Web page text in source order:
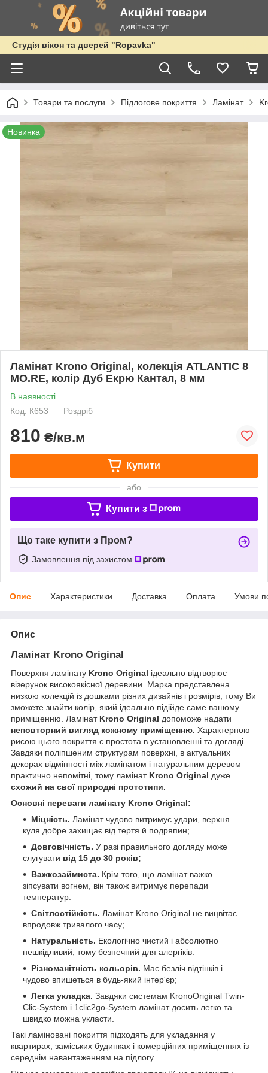
Студія вікон та дверей "Ropavka"
Товари та послуги Підлогове покриття Ламінат
Новинка
Ламінат Krono Original, колекція ATLANTIC 8
MO.RE, колір Дуб Екрю Кантал, 8 мм
В наявності
Код: К653
Роздріб
810 ₴/кв.м
Купити
або
Купити з
Що таке купити з Пром?
Замовлення під захистом
Опис Характеристики Доставка Оплата Умови
Опис
Ламінат Krono Original
Поверхня ламінату Krono Original ідеально відтворює
візерунок високоякісної деревини. Марка представлена
низкою колекцій із дошками різних дизайнів і розмірів, тому Ви
зможете знайти колір, який ідеально підійде саме вашому
приміщенню. Ламінат Krono Original допоможе надати
неповторний вигляд кожному приміщенню. Характерною
рисою цього покриття є простота в установленні та догляді.
Завдяки поліпшеним структурам поверхні, в актуальних
декорах відмінності між ламінатом і натуральним деревом
практично непомітні, тому ламінат Krono Original дуже
схожий на свої природні прототипи.
Основні переваги ламінату Krono Original:
Міцність. Ламінат чудово витримує удари, верхня
куля добре захищає від тертя й подряпин;
Довговічність. У разі правильного догляду може
слугувати від 15 до 30 років;
Важкозаймиста. Крім того, що ламінат важко
зіпсувати вогнем, він також витримує перепади
температур.
Світлостійкість. Ламінат Krono Original не вицвітає
впродовж тривалого часу;
Натуральність. Екологічно чистий і абсолютно
нешкідливий, тому безпечний для алергіків.
Різноманітність кольорів. Має безліч відтінків і
чудово впишеться в будь-який інтер'єр;
Легка укладка. Завдяки системам KronoOriginal Twin-
Clic-System і 1clic2go-System ламінат досить легко та
швидко можна укласти.
Такі ламіновані покриття підходять для укладання у
квартирах, заміських будинках і комерційних приміщеннях із
середнім навантаженням на підлогу.